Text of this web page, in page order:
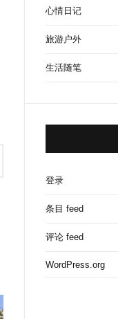
心情日记
旅游户外
生活随笔
登录
条目 feed
评论 feed
WordPress.org